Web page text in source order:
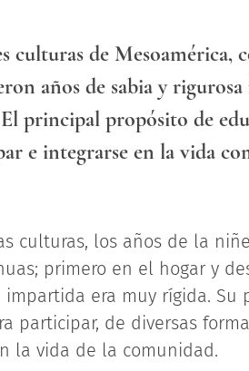
culturas de Mesoamérica,
años de sabia y
El principal propósito de
e integrarse en la vida
culturas, los años de la
primero en el hogar y
impartida era muy rígida.
participar, de diversas
la vida de la comunidad.